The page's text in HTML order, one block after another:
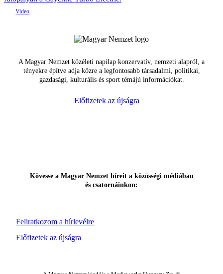
A Magyar Nemzet közéleti napilap konzervatív, nemzeti alapról, a
tényekre építve adja közre a legfontosabb társadalmi, politikai,
gazdasági, kulturális és sport témájú információkat.
Előfizetek az újságra
Feliratkozom a hírlevélre
Kövesse a Magyar Nemzet híreit a közösségi médiában
és csatornáinkon:
Előfizetek az újságra